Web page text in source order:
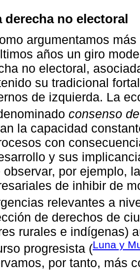
derecha no electoral
argumentamos
años un giro
no electoral,
su tradicional
de izquierda. La
consenso
la capacidad
con
y sus
observar, por ejemplo,
de inhibir de
relevantes a
de derechos de
rurales e indígenas)
progresista (Luna y
por tanto, más